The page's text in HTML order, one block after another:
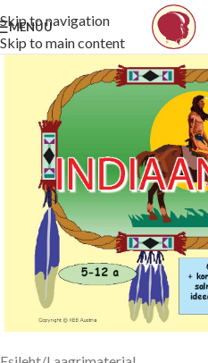
Skip to navigation
Skip to main content
MENÜÜ